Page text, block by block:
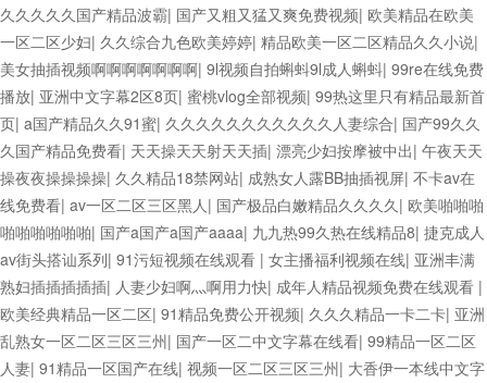
久久久久久国产精品波霸| 国产又粗又猛又爽免费视频| 欧美精品在欧美
一区二区少妇| 久久综合九色欧美婷婷| 精品欧美一区二区精品久久小说|
美女抽插视频啊啊啊啊啊啊啊| 9l视频自拍蝌蚪9l成人蝌蚪| 99re在线免费
播放| 亚洲中文字幕2区8页| 蜜桃vlog全部视频| 99热这里只有精品最新首
页| a国产精品久久91蜜| 久久久久久久久久久久久人妻综合| 国产99久久
久国产精品免费看| 天天操天天射天天插| 漂亮少妇按摩被中出| 午夜天天
操夜夜操操操操| 久久精品18禁网站| 成熟女人露BB抽插视屏| 不卡av在
线免费看| av一区二区三区黑人| 国产极品白嫩精品久久久久| 欧美啪啪啪
啪啪啪啪啪啪| 国产a国产a国产aaaa| 九九热99久热在线精品8| 捷克成人
av街头搭讪系列| 91污短视频在线观看 | 女主播福利视频在线| 亚洲丰满
熟妇插插插插插| 人妻少妇啊灬啊用力快| 成年人精品视频免费在线观看 |
欧美经典精品一区二区| 91精品免费公开视频| 久久久精品一卡二卡| 亚洲
乱熟女一区二区三区三州| 国产一区二中文字幕在线看| 99精品一区二区
人妻| 91精品一区国产在线| 视频一区二区三区三州| 大香伊一本线中文字